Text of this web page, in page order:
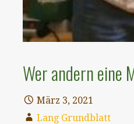
Wer andern eine
März 3, 2021
Lang Grundblatt